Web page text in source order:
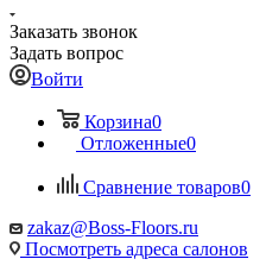
Заказать звонок
Задать вопрос
Войти
Корзина0
Отложенные0
Сравнение товаров0
zakaz@Boss-Floors.ru
Посмотреть адреса салонов